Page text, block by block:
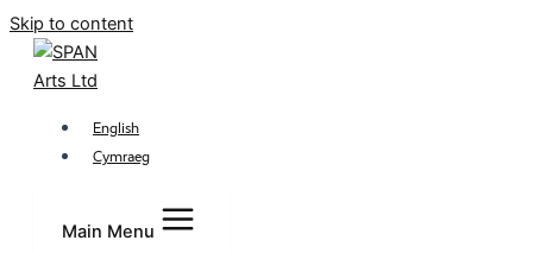
Skip to content
English
Cymraeg
Main Menu